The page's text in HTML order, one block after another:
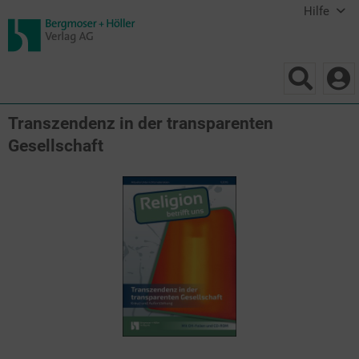
Hilfe
Transzendenz in der transparenten
Gesellschaft